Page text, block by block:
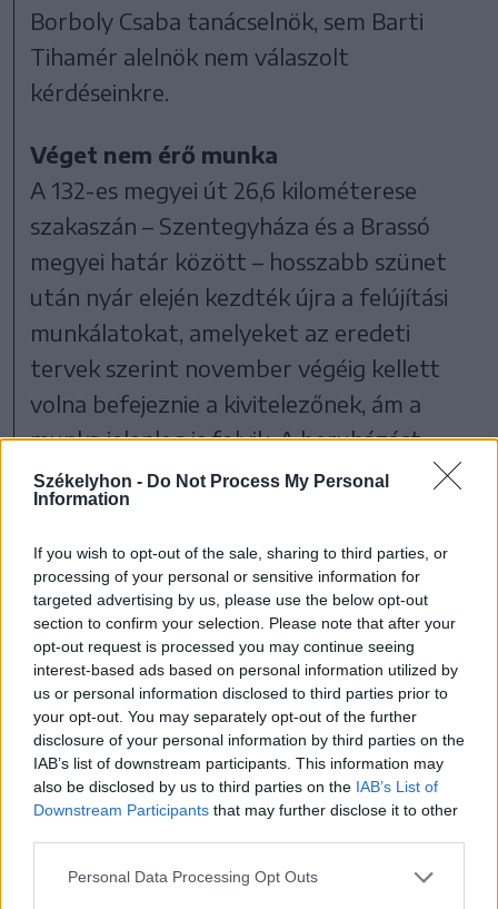
Székelyhon - Do Not Process My Personal
Information
If you wish to opt-out of the sale, sharing to third parties, or
processing of your personal or sensitive information for
targeted advertising by us, please use the below opt-out
section to confirm your selection. Please note that after your
opt-out request is processed you may continue seeing
interest-based ads based on personal information utilized by
us or personal information disclosed to third parties prior to
your opt-out. You may separately opt-out of the further
disclosure of your personal information by third parties on the
IAB’s list of downstream participants. This information may
also be disclosed by us to third parties on the IAB’s List of
Downstream Participants that may further disclose it to other
Personal Data Processing Opt Outs
Borboly Csaba tanácselnök, sem Barti
Tihamér alelnök nem válaszolt
kérdéseinkre.
Véget nem érő munka
A 132-es megyei út 26,6 kilométerese
szakaszán – Szentegyháza és a Brassó
megyei határ között – hosszabb szünet
után nyár elején kezdték újra a felújítási
munkálatokat, amelyeket az eredeti
tervek szerint november végéig kellett
volna befejeznie a kivitelezőnek, ám a
munka jelenleg is folyik. A beruházást
európai uniós pályázati pénzekből
finanszírozza a megyei tanács, erre
nagyjából 57 millió lej áll rendelkezésére.
szóljon hozzá!